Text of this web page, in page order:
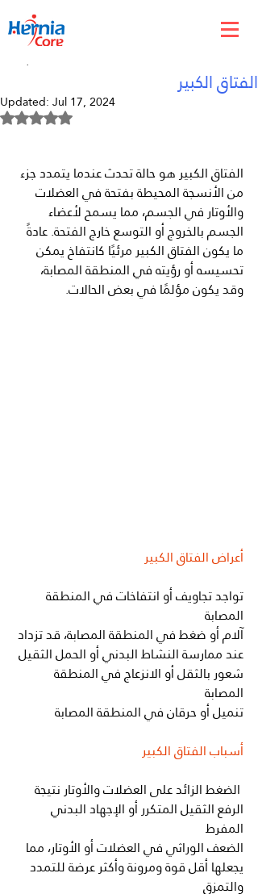
الفتاق الكبير
Jul 16, 2024
Updated:Jul 17, 2024
Rated NaN out of 5 stars.
الفتاق الكبير هو حالة تحدث عندما يتمدد جزء
من الأنسجة المحيطة بفتحة في العضلات
والأوتار في الجسم، مما يسمح لأعضاء
الجسم بالخروج أو التوسع خارج الفتحة. عادةً
ما يكون الفتاق الكبير مرئيًا كانتفاخ يمكن
تحسيسه أو رؤيته في المنطقة المصابة،
وقد يكون مؤلمًا في بعض الحالات.
أعراض الفتاق الكبير
تواجد تجاويف أو انتفاخات في المنطقة
المصابة
آلام أو ضغط في المنطقة المصابة، قد تزداد
عند ممارسة النشاط البدني أو الحمل الثقيل
شعور بالثقل أو الانزعاج في المنطقة
المصابة
تنميل أو حرقان في المنطقة المصابة
أسباب الفتاق الكبير
الضغط الزائد على العضلات والأوتار نتيجة
الرفع الثقيل المتكرر أو الإجهاد البدني
المفرط
الضعف الوراثي في العضلات أو الأوتار، مما
يجعلها أقل قوة ومرونة وأكثر عرضة للتمدد
والتمزق